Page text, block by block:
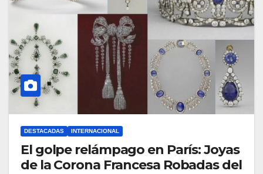
DESTACADAS INTERNACIONAL
El golpe relámpago en París: Joyas
de la Corona Francesa Robadas del